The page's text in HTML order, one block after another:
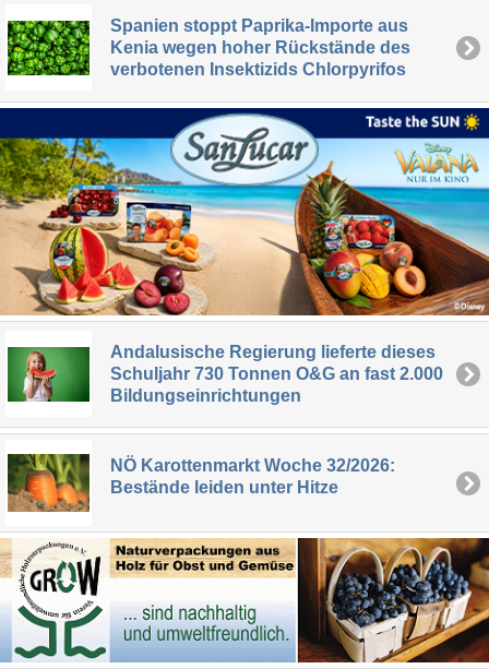
Spanien stoppt Paprika-Importe aus
Kenia wegen hoher Rückstände des
verbotenen Insektizids Chlorpyrifos
Andalusische Regierung lieferte dieses
Schuljahr 730 Tonnen O&G an fast 2.000
Bildungseinrichtungen
NÖ Karottenmarkt Woche 32/2026:
Bestände leiden unter Hitze